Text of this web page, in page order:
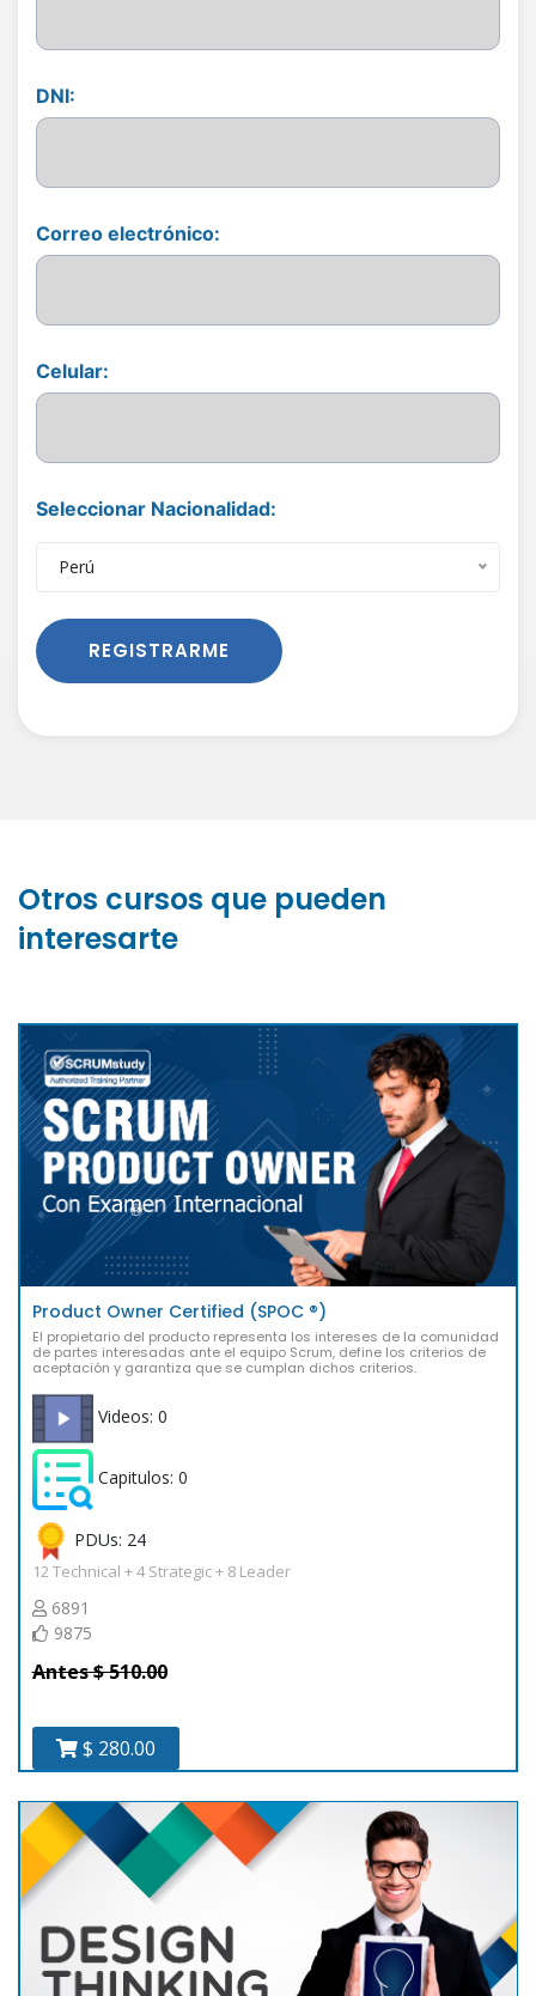
DNI:
Correo electrónico:
Celular:
Seleccionar Nacionalidad:
Perú
REGISTRARME
Otros cursos que pueden
interesarte
Product Owner Certified (SPOC ®)
El propietario del producto representa los intereses de la comunidad
de partes interesadas ante el equipo Scrum, define los criterios de
aceptación y garantiza que se cumplan dichos criterios.
Videos: 0
Capitulos: 0
PDUs: 24
12 Technical + 4 Strategic + 8 Leader
6891
9875
Antes $ 510.00
$ 280.00